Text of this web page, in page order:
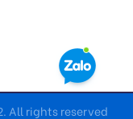
All rights reserved